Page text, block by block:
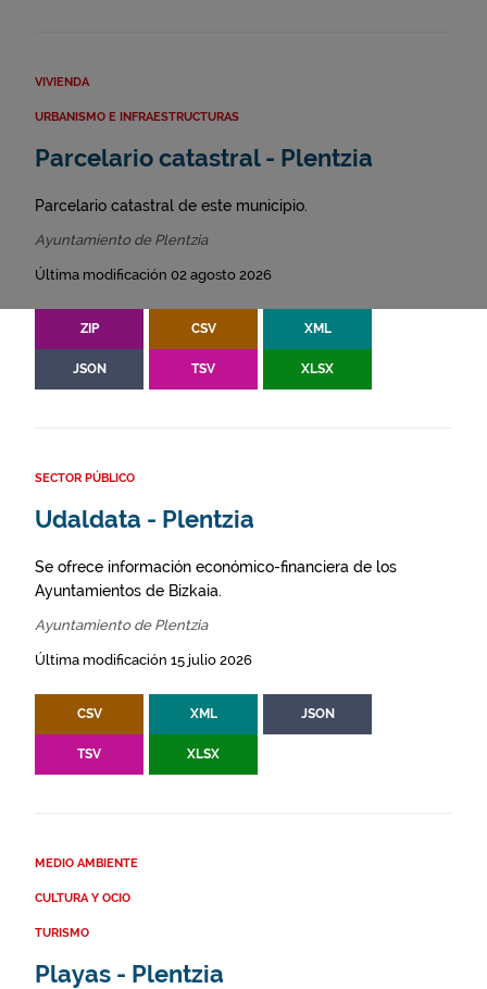
VIVIENDA
URBANISMO E INFRAESTRUCTURAS
Parcelario catastral - Plentzia
Parcelario catastral de este municipio.
Ayuntamiento de Plentzia
Última modificación 02 agosto 2026
ZIP CSV XML
JSON TSV XLSX
SECTOR PÚBLICO
Udaldata - Plentzia
Se ofrece información económico-financiera de los
Ayuntamientos de Bizkaia.
Ayuntamiento de Plentzia
Última modificación 15 julio 2026
CSV XML JSON
TSV XLSX
MEDIO AMBIENTE
CULTURA Y OCIO
TURISMO
Playas - Plentzia